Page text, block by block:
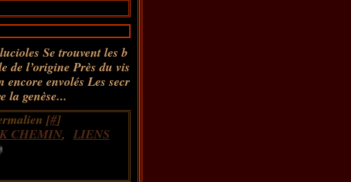
Se trouvent les b
de l’origine Près du vis
encore envolés Les secr
la genèse...
[#]
CHEMIN, LIENS